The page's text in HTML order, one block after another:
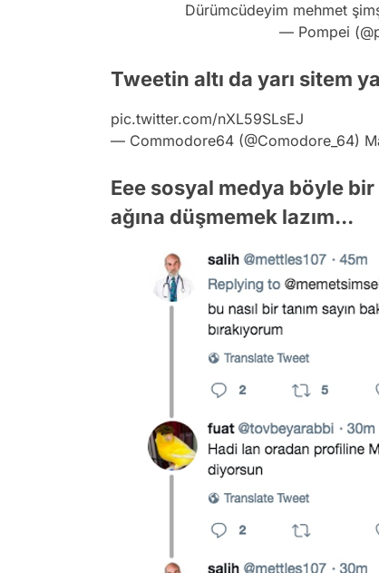
Dürümcüdeyim mehmet
— Pompei
Tweetin altı da yarı sitem
pic.twitter.com/nXL59SLsEJ
— Commodore64 (@Comodore_64)
Eee sosyal medya böyle
ağına düşmemek lazım...